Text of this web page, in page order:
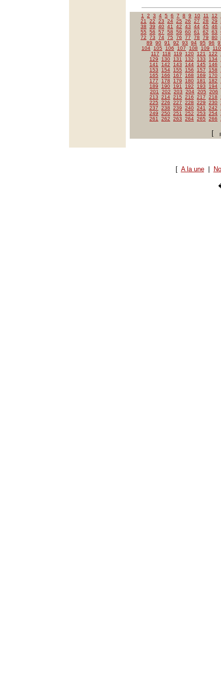
1 2 3 4 5 6 7 8 9 10 11 12
21
22 23 24 25 26 27 28 29
38
39 40 41 42 43 44 45 46
55
56 57 58 59 60 61 62 63
72
73 74 75 76 77 78 79 80
89
90 91 92 93 94 95 96
104
105 106 107 108 109
110
117
118 119 120 121 122
129
130 131 132 133 134
141
142 143 144 145 146
153
154 155 156 157 158
165
166 167 168 169 170
177
178 179 180 181 182
189
190 191 192 193 194
201
202 203 204 205
206
213
214 215 216 217 218
225
226 227 228 229 230
237
238 239 240 241 242
249
250 251 252 253 254
261
262 263 264 265 266
[
[ A la une|